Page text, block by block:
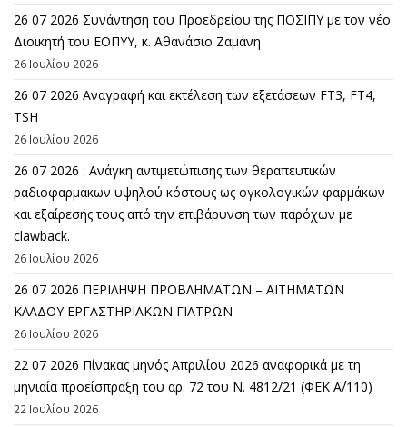
26 07 2026 Συνάντηση του Προεδρείου της ΠΟΣΙΠΥ με τον νέο
Διοικητή του ΕΟΠΥΥ, κ. Αθανάσιο Ζαμάνη
26 Ιουλίου 2026
26 07 2026 Αναγραφή και εκτέλεση των εξετάσεων FT3, FT4,
TSH
26 Ιουλίου 2026
26 07 2026 : Ανάγκη αντιμετώπισης των θεραπευτικών
ραδιοφαρμάκων υψηλού κόστους ως ογκολογικών φαρμάκων
και εξαίρεσής τους από την επιβάρυνση των παρόχων με
clawback.
26 Ιουλίου 2026
26 07 2026 ΠΕΡΙΛΗΨΗ ΠΡΟΒΛΗΜΑΤΩΝ – ΑΙΤΗΜΑΤΩΝ
ΚΛΑΔΟΥ ΕΡΓΑΣΤΗΡΙΑΚΩΝ ΓΙΑΤΡΩΝ
26 Ιουλίου 2026
22 07 2026 Πίνακας μηνός Απριλίου 2026 αναφορικά με τη
μηνιαία προείσπραξη του αρ. 72 του Ν. 4812/21 (ΦΕΚ Α΄/110)
22 Ιουλίου 2026